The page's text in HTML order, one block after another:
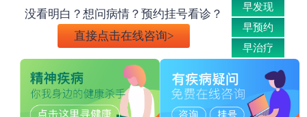
没看明白？想问病情？预约挂号看诊？
直接点击在线咨询>
早发现
早预约
早治疗